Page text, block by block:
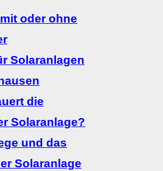
oder ohne
Solaranlagen
die
Solaranlage?
und das
Solaranlage